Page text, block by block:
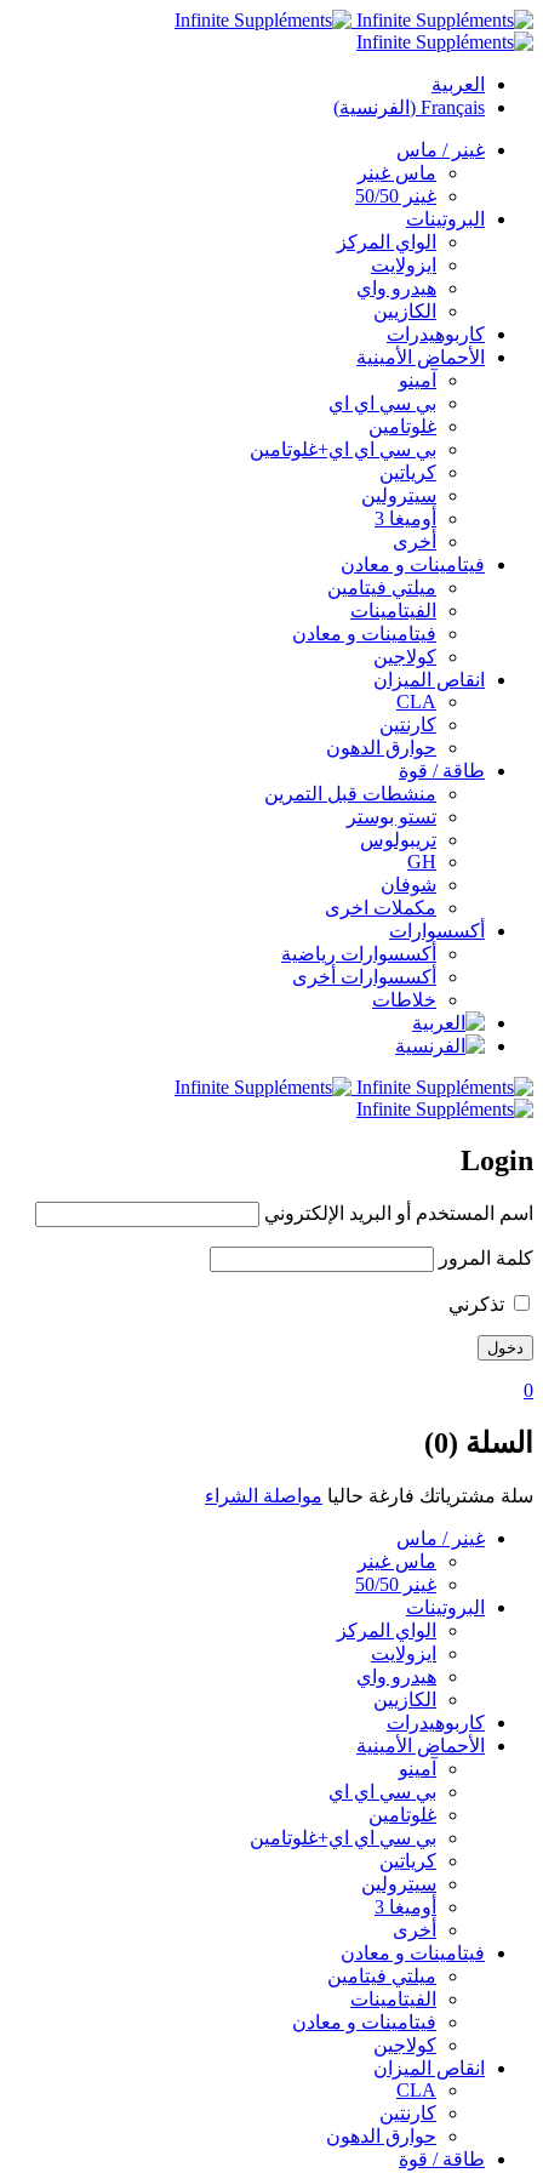
العربية
Français
( الفرنسية)
غينر / ماس
ماس غينر
غينر 50/50
البروتينات
الواي المركز
ايزولايت
هيدرو واي
الكازيين
كاربوهيدرات
الأحماض الأمينية
آمينو
بي سي اي اي
غلوتامين
بي سي اي اي+غلوتامين
كرياتين
سيترولين
أوميغا 3
أخرى
فيتامينات و معادن
ميلتي فيتامين
الفيتامينات
فيتامينات و معادن
كولاجين
انقاص الميزان
CLA
كارنتين
حوارق الدهون
طاقة / قوة
منشطات قبل التمرين
تستو بوستر
تريبولوس
GH
شوفان
مكملات اخرى
أكسسوارات
أكسسوارات رياضية
أكسسوارات أخرى
خلاطات
Login
اسم المستخدم أو البريد الإلكتروني
كلمة المرور
تذكرني
0
السلة (0)
سلة مشترياتك فارغة حاليا مواصلة الشراء
غينر / ماس
ماس غينر
غينر 50/50
البروتينات
الواي المركز
ايزولايت
هيدرو واي
الكازيين
كاربوهيدرات
الأحماض الأمينية
آمينو
بي سي اي اي
غلوتامين
بي سي اي اي+غلوتامين
كرياتين
سيترولين
أوميغا 3
أخرى
فيتامينات و معادن
ميلتي فيتامين
الفيتامينات
فيتامينات و معادن
كولاجين
انقاص الميزان
CLA
كارنتين
حوارق الدهون
طاقة / قوة